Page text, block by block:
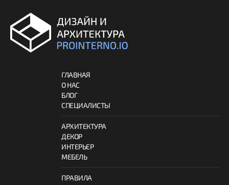
ГЛАВНАЯ
О НАС
БЛОГ
СПЕЦИАЛИСТЫ
АРХИТЕКТУРА
ДЕКОР
ИНТЕРЬЕР
МЕБЕЛЬ
ПРАВИЛА